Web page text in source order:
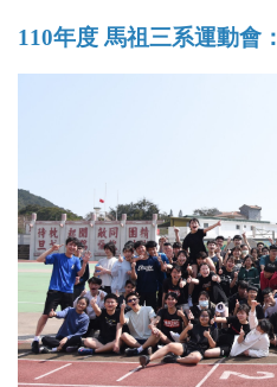
110年度 馬祖三系運動會：